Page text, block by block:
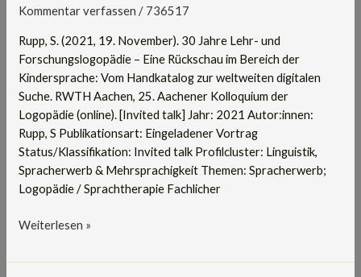
Kommentar verfassen / 736517
Rupp, S. (2021, 19. November). 30 Jahre Lehr- und
Forschungslogopädie – Eine Rückschau im Bereich der
Kindersprache: Vom Handkatalog zur weltweiten digitalen
Suche. RWTH Aachen, 25. Aachener Kolloquium der
Logopädie (online). [Invited talk] Jahr: 2021 Autor:innen:
Rupp, S Publikationsart: Eingeladener Vortrag
Status/Klassifikation: Invited talk Profilcluster: Linguistik,
Spracherwerb & Mehrsprachigkeit Themen: Spracherwerb;
Logopädie / Sprachtherapie Fachlicher
Rückschau
Bereich
der
Kindersprache:
Vom
Handkatalog
zur
weltweiten
digitalen
Suche
Weiterlesen »